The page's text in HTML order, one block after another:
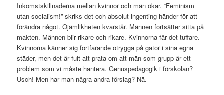
Inkomstskillnaderna mellan kvinnor och män ökar. “Feminism
utan socialism!” skriks det och absolut ingenting händer för att
förändra något. Ojämlikheten kvarstår. Männen fortsätter sitta på
makten. Männen blir rikare och rikare. Kvinnorna får det tuffare.
Kvinnorna känner sig fortfarande otrygga på gator i sina egna
städer, men det är fult att prata om att män som grupp är ett
problem som vi måste hantera. Genuspedagogik i förskolan?
Usch! Men har man några andra förslag? Nä.